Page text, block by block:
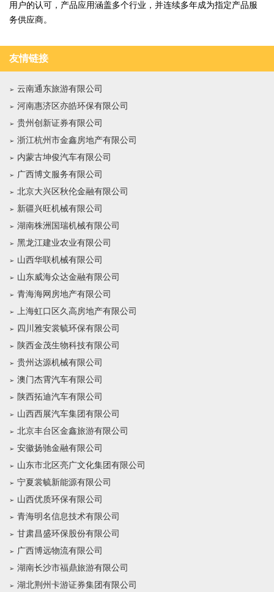
用户的认可，产品应用涵盖多个行业，并连续多年成为指定产品服
务供应商。
友情链接
云南通东旅游有限公司
河南惠济区亦皓环保有限公司
贵州创新证券有限公司
浙江杭州市金鑫房地产有限公司
内蒙古坤俊汽车有限公司
广西博文服务有限公司
北京大兴区秋伦金融有限公司
新疆兴旺机械有限公司
湖南株洲国瑞机械有限公司
黑龙江建业农业有限公司
山西华联机械有限公司
山东威海众达金融有限公司
青海海网房地产有限公司
上海虹口区久高房地产有限公司
四川雅安裳毓环保有限公司
陕西金茂生物科技有限公司
贵州达源机械有限公司
澳门杰霄汽车有限公司
陕西拓迪汽车有限公司
山西西展汽车集团有限公司
北京丰台区金鑫旅游有限公司
安徽扬驰金融有限公司
山东市北区亮广文化集团有限公司
宁夏裳毓新能源有限公司
山西优质环保有限公司
青海明名信息技术有限公司
甘肃昌盛环保股份有限公司
广西博远物流有限公司
湖南长沙市福鼎旅游有限公司
湖北荆州卡游证券集团有限公司